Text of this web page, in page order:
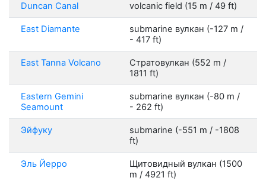
Duncan Canal volcanic field (15 m / 49 ft)
East Diamante
submarine вулкан (-127 m /
- 417 ft)
East Tanna Volcano
Стратовулкан (552 m /
1811 ft)
Eastern Gemini
Seamount
submarine вулкан (-80 m /
- 262 ft)
Эйфуку
submarine (-551 m / -1808
ft)
Эль Йерро
Щитовидный вулкан (1500
m / 4921 ft)